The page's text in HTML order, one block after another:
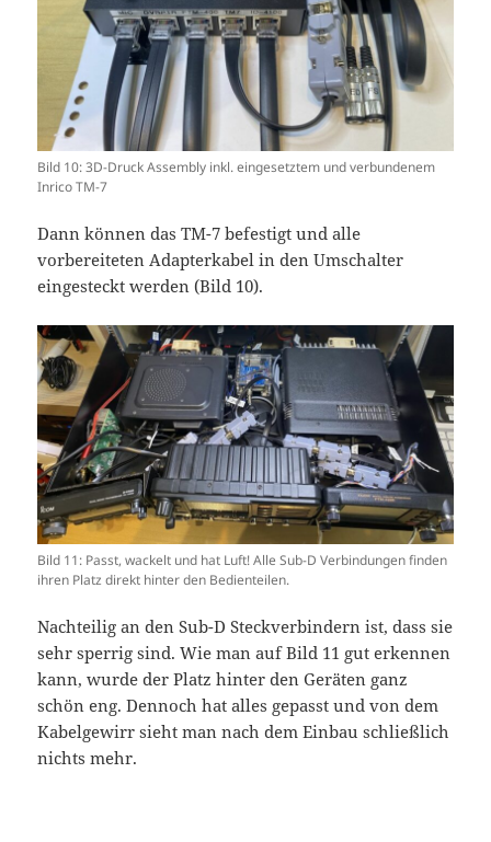
Bild 10: 3D-Druck Assembly inkl. eingesetztem und verbundenem
Inrico TM-7
Dann können das TM-7 befestigt und alle
vorbereiteten Adapterkabel in den Umschalter
eingesteckt werden (Bild 10).
Bild 11: Passt, wackelt und hat Luft! Alle Sub-D Verbindungen finden
ihren Platz direkt hinter den Bedienteilen.
Nachteilig an den Sub-D Steckverbindern ist, dass sie
sehr sperrig sind. Wie man auf Bild 11 gut erkennen
kann, wurde der Platz hinter den Geräten ganz
schön eng. Dennoch hat alles gepasst und von dem
Kabelgewirr sieht man nach dem Einbau schließlich
nichts mehr.